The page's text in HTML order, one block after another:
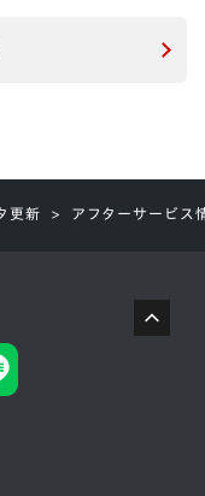
更新 アフターサービ